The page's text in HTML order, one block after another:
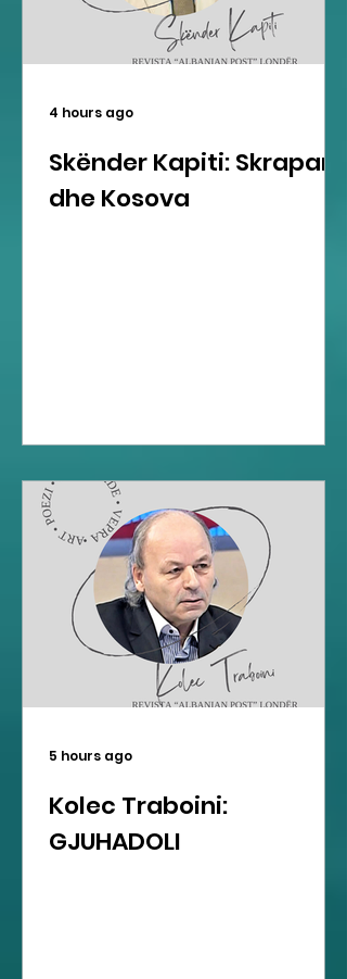
Skënder Kapiti: Skrapari
dhe Kosova
4 hours ago
Kolec Traboini:
GJUHADOLI
5 hours ago